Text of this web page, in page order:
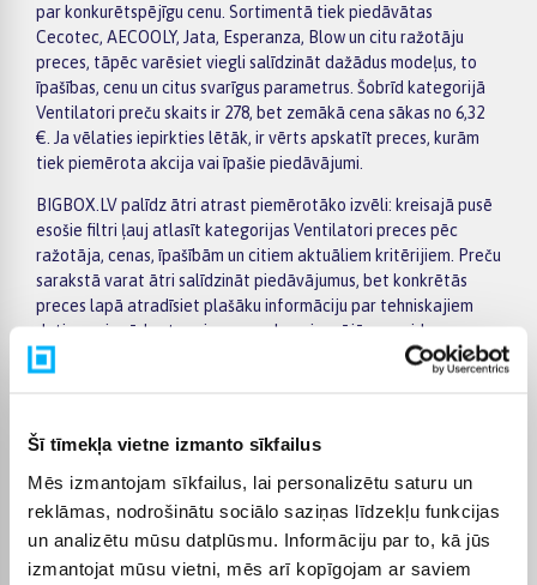
Šī tīmekļa vietne izmanto sīkfailus
Mēs izmantojam sīkfailus, lai personalizētu saturu un
reklāmas, nodrošinātu sociālo saziņas līdzekļu funkcijas
un analizētu mūsu datplūsmu. Informāciju par to, kā jūs
izmantojat mūsu vietni, mēs arī kopīgojam ar saviem
par konkurētspējīgu cenu. Sortimentā tiek piedāvātas
Cecotec, AECOOLY, Jata, Esperanza, Blow un citu ražotāju
preces, tāpēc varēsiet viegli salīdzināt dažādus modeļus, to
īpašības, cenu un citus svarīgus parametrus. Šobrīd kategorijā
Ventilatori preču skaits ir 278, bet zemākā cena sākas no 6,32
€. Ja vēlaties iepirkties lētāk, ir vērts apskatīt preces, kurām
tiek piemērota akcija vai īpašie piedāvājumi.
BIGBOX.LV palīdz ātri atrast piemērotāko izvēli: kreisajā pusē
esošie filtri ļauj atlasīt kategorijas Ventilatori preces pēc
ražotāja, cenas, īpašībām un citiem aktuāliem kritērijiem. Preču
sarakstā varat ātri salīdzināt piedāvājumus, bet konkrētās
preces lapā atradīsiet plašāku informāciju par tehniskajiem
datiem, piegādes termiņu, apmaksas iespējām un pirkuma
nosacījumiem. Tas palīdz ērtāk pieņemt lēmumu un pasūtīt
vienādos maksājumos, tāpēc izvēlēto preci var iegādāties
ērtāk, sadalot maksājumu vairākās daļās. Piegāde tiek
nodrošināta visā Latvijā: uz pakomātiem no 2,99 €, bet
pasūtījumiem virs 499 € piegāde uz pakomātu ir bez maksas;
kurjera piegāde maksā no 3,99 €. Precīzs katras preces
piegādes termiņš vienmēr ir norādīts konkrētās preces lapā.